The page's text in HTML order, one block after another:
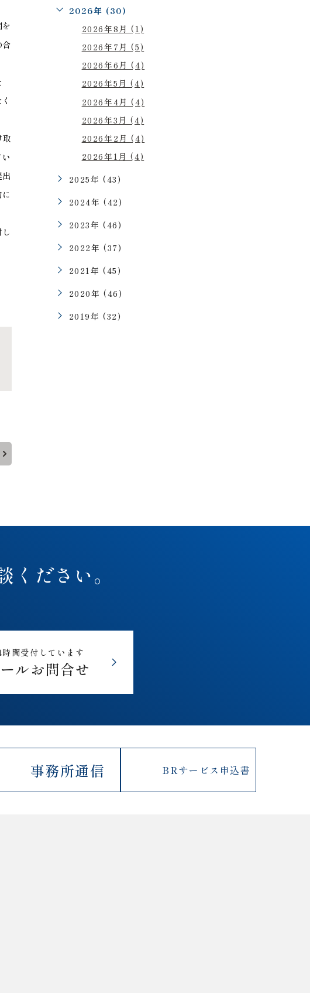
合
取
2026年 (30)
2026年8月 (1)
2026年7月 (5)
2026年6月 (4)
2026年5月 (4)
2026年4月 (4)
2026年3月 (4)
2026年2月 (4)
2026年1月 (4)
2025年 (43)
2024年 (42)
2023年 (46)
2022年 (37)
2021年 (45)
2020年 (46)
2019年 (32)
ください。
間受付しています
ルお問合せ
事務所通信 BRサービス 申込書